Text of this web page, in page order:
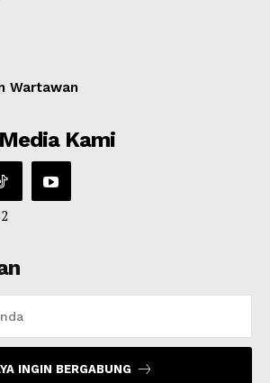
Wartawan
Kami
INGIN BERGABUNG